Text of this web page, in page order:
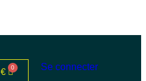
€ Se connecter